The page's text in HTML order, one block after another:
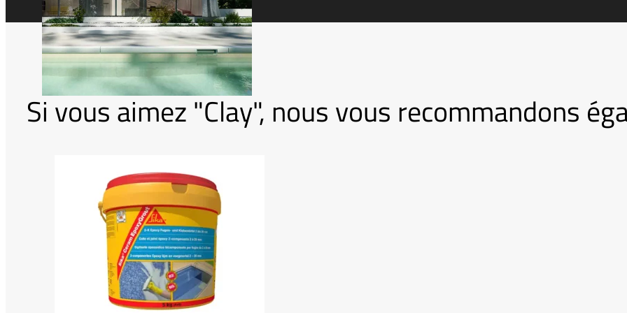
Si vous aimez "Clay", nous vous recommandons